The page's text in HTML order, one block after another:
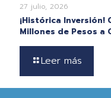
27 julio, 2026
¡Histórica Inversión!
Millones de Pesos a
Leer más